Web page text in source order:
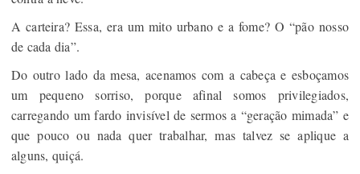
A carteira? Essa, era um mito urbano e a fome? O “pão nosso
de cada dia”.
Do outro lado da mesa, acenamos com a cabeça e esboçamos
um pequeno sorriso, porque afinal somos privilegiados,
carregando um fardo invisível de sermos a “geração mimada” e
que pouco ou nada quer trabalhar, mas talvez se aplique a
alguns, quiçá.